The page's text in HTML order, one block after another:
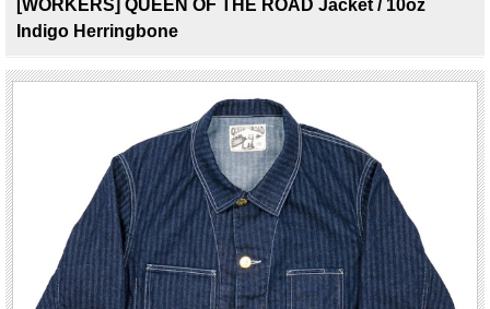
[WORKERS] QUEEN OF THE ROAD Jacket / 10oz
Indigo Herringbone